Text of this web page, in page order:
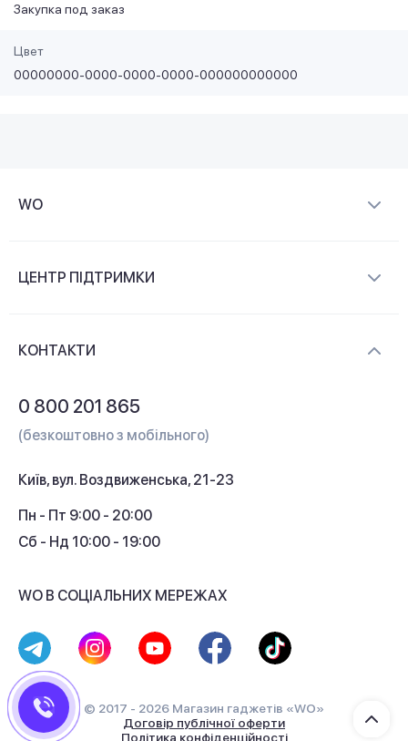
Закупка под заказ
Цвет
00000000-0000-0000-0000-000000000000
WO
Контакти
ЦЕНТР ПІДТРИМКИ
Кешбек
КОНТАКТИ
0 800 201 865
(безкоштовно з мобільного)
Київ, вул. Воздвиженська, 21-23
Пн - Пт 9:00 - 20:00
Сб - Нд 10:00 - 19:00
WO В СОЦІАЛЬНИХ МЕРЕЖАХ
© 2017 - 2026 Магазин гаджетів «WO»
Договір публічної оферти
Політика конфіденційності